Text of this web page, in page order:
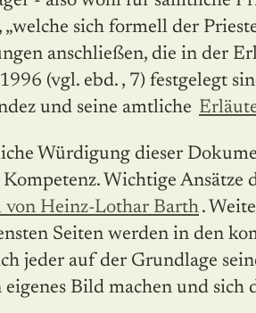
sich formell der
anschlie­ßen, die in der
(vgl. ebd. , 7) festgelegt
und seine amtli­che
Würdigung dieser
Wichtige
Heinz-Lothar Barth.
Seiten werden in den
jeder auf der Grundlage
eigenes Bild machen und